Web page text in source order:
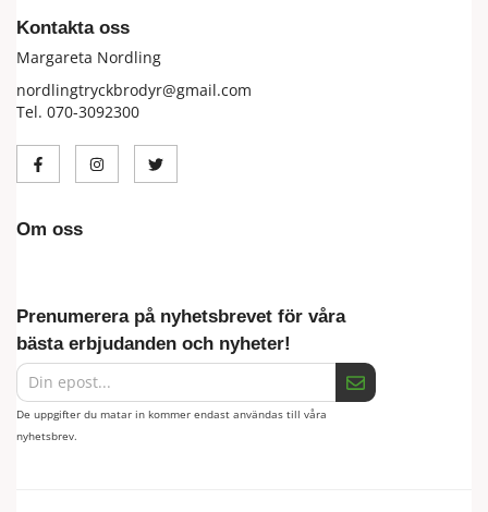
Kontakta oss
Margareta Nordling
nordlingtryckbrodyr@gmail.com
Tel. 070-3092300
Om oss
Prenumerera på nyhetsbrevet för våra
bästa erbjudanden och nyheter!
De uppgifter du matar in kommer endast användas till våra
nyhetsbrev.